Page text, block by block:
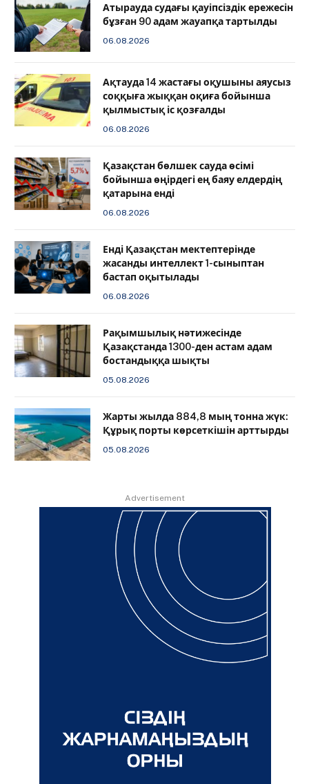
Атырауда судағы қауіпсіздік ережесін
бұзған 90 адам жауапқа тартылды
06.08.2026
Ақтауда 14 жастағы оқушыны аяусыз
соққыға жыққан оқиға бойынша
қылмыстық іс қозғалды
06.08.2026
Қазақстан бөлшек сауда өсімі
бойынша өңірдегі ең баяу елдердің
қатарына енді
06.08.2026
️Енді Қазақстан мектептерінде
жасанды интеллект 1-сыныптан
бастап оқытылады
06.08.2026
Рақымшылық нәтижесінде
Қазақстанда 1300-ден астам адам
бостандыққа шықты
05.08.2026
Жарты жылда 884,8 мың тонна жүк:
Құрық порты көрсеткішін арттырды
05.08.2026
Advertisement